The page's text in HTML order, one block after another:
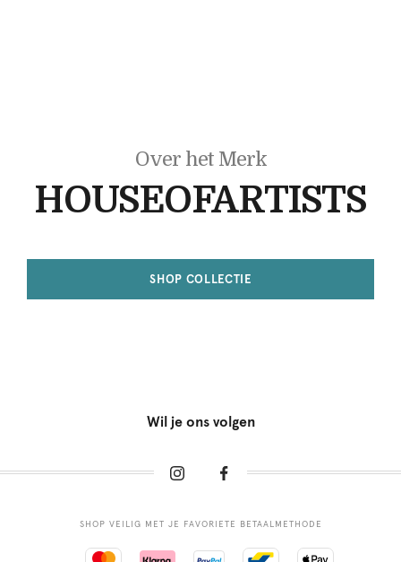
Over het Merk
HOUSEOFARTISTS
SHOP COLLECTIE
Wil je ons volgen
SHOP VEILIG MET JE FAVORIETE BETAALMETHODE